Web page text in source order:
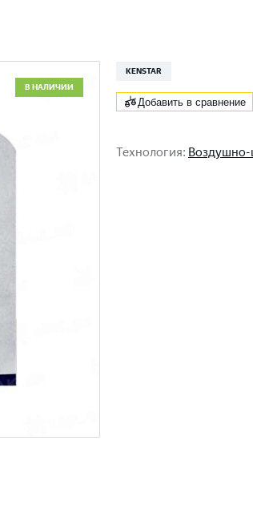
В НАЛИЧИИ
KENSTAR
Добавить в сравнение
Технология: